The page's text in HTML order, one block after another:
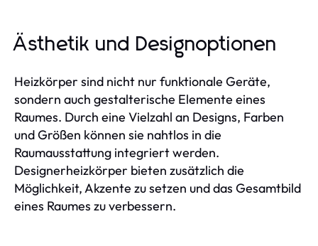
Ästhetik und Designoptionen
Heizkörper sind nicht nur funktionale Geräte,
sondern auch gestalterische Elemente eines
Raumes. Durch eine Vielzahl an Designs, Farben
und Größen können sie nahtlos in die
Raumausstattung integriert werden.
Designerheizkörper bieten zusätzlich die
Möglichkeit, Akzente zu setzen und das Gesamtbild
eines Raumes zu verbessern.